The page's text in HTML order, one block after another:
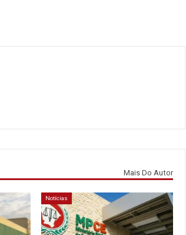
Mais Do Autor
Notícias